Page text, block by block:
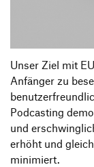
Unser Ziel mit
Anfänger zu
Podcasting
und
erhöht und
minimiert.